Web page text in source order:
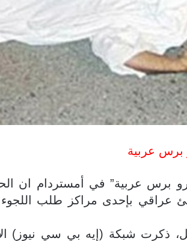
برس عربية
برس عربية” في أمستردام ان
عراقي بإحدى مراكز طلب اللجوء
ذكرت شبكة (إيه بي سي نيوز)